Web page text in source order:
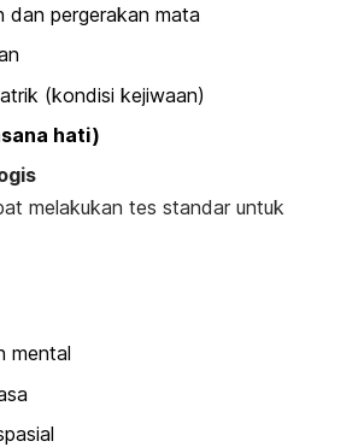
dan pergerakan mata
(kondisi kejiwaan)
hati)
melakukan tes standar untuk
mental